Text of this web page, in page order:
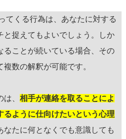
てくる行為は、あなたに対する
と捉えてもよいでしょう。しか
ることが続いている場合、その
数の解釈が可能です。
、 相手が連絡を取ることによ
るように仕向けたいという心理
なたに何となくでも意識しても